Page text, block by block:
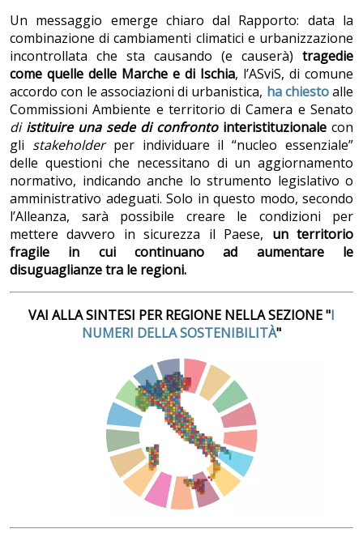
Un messaggio emerge chiaro dal Rapporto: data la
combinazione di cambiamenti climatici e urbanizzazione
incontrollata che sta causando (e causerà) tragedie
come quelle delle Marche e di Ischia, l’ASviS, di comune
accordo con le associazioni di urbanistica, ha chiestoalle
Commissioni Ambiente e territorio di Camera e Senato
di istituire una sede di confrontointeristituzionale con
gli stakeholderper individuare il “nucleo essenziale”
delle questioni che necessitano di un aggiornamento
normativo, indicando anche lo strumento legislativo o
amministrativo adeguati. Solo in questo modo, secondo
l’Alleanza, sarà possibile creare le condizioni per
mettere davvero in sicurezza il Paese, un territorio
fragile in cui continuano ad aumentare le
disuguaglianze tra le regioni.
VAI ALLA SINTESI PER REGIONE NELLA SEZIONE "I
NUMERI DELLA SOSTENIBILITÀ"